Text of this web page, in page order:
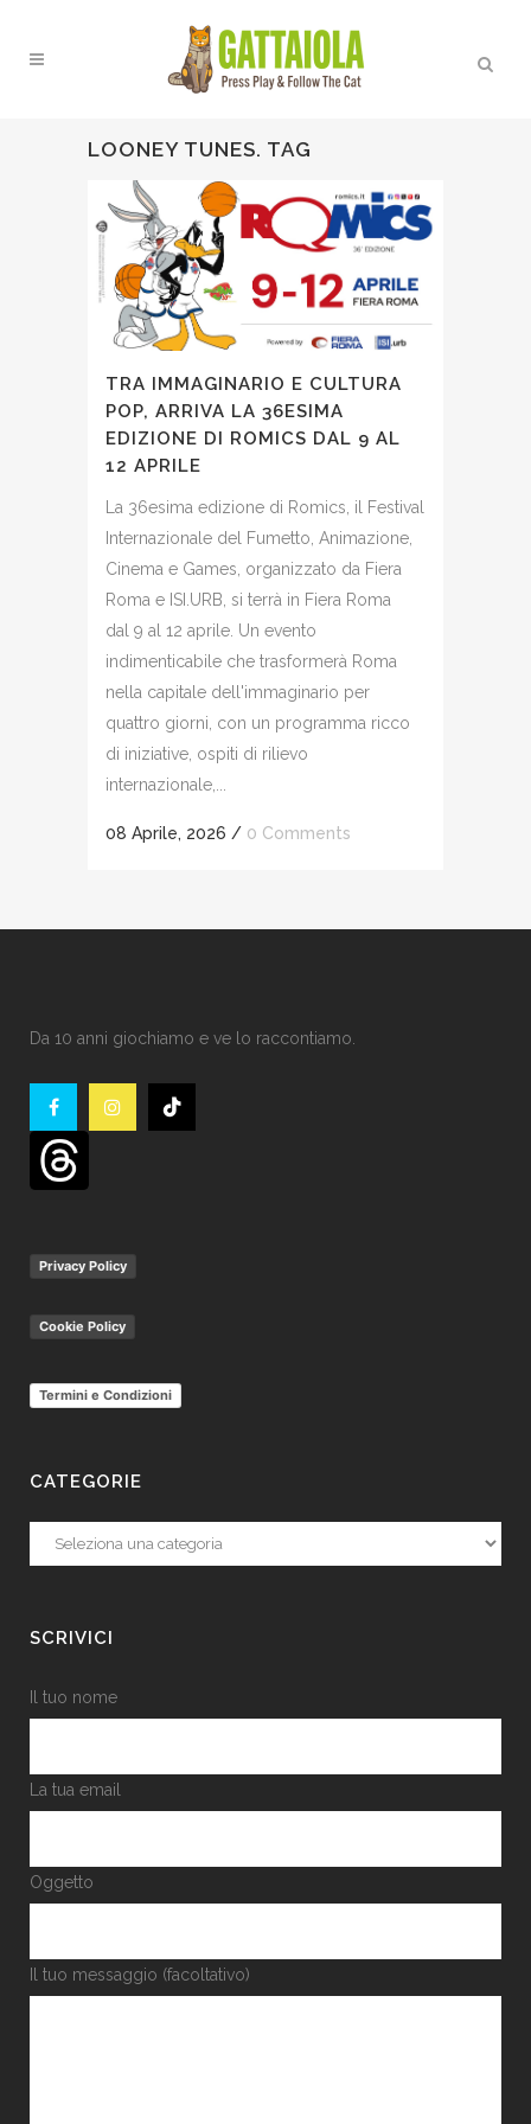
LOONEY TUNES. TAG
TRA IMMAGINARIO E CULTURA
POP, ARRIVA LA 36ESIMA
EDIZIONE DI ROMICS DAL 9 AL
12 APRILE
La 36esima edizione di Romics, il Festival
Internazionale del Fumetto, Animazione,
Cinema e Games, organizzato da Fiera
Roma e ISI.URB, si terrà in Fiera Roma
dal 9 al 12 aprile. Un evento
indimenticabile che trasformerà Roma
nella capitale dell'immaginario per
quattro giorni, con un programma ricco
di iniziative, ospiti di rilievo
internazionale,...
08 Aprile, 2026 / 0 Comments
Da 10 anni giochiamo e ve lo raccontiamo.
Privacy Policy
Cookie Policy
Termini e Condizioni
CATEGORIE
Categorie
SCRIVICI
Il tuo nome
La tua email
Oggetto
Il tuo messaggio (facoltativo)